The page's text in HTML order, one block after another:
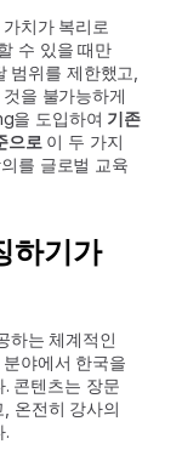
치가 복리로
수 있을 때만
범위를 제한했고,
을 불가능하게
을 도입하여 기존
으로 이 두 가지
를 글로벌 교육
하기가
하는 체계적인
야에서 한국을
콘텐츠는 장문
온전히 강사의
.